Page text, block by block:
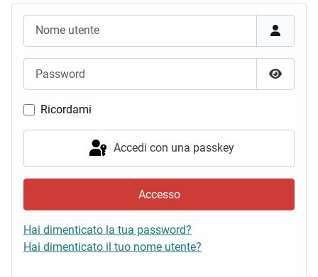
Mostra
Ricordami
Accedi con una passkey
Accesso
Hai dimenticato la tua password?
Hai dimenticato il tuo nome utente?